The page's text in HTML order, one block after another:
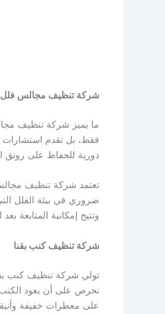
شركة تنظيف مجالس فلل
ما يميز شركة تنظيف
فقط، بل تقدم استشارات
دورية للحفاظ على رونق
تعتمد شركة تنظيف
ضروري في بيئة الفلل
وتتيح إمكانية المتابعة
شركة تنظيف كنب بقنا
تولي شركة تنظيف كنب
نحرص على أن يعود الكنب
على معطرات خفيفة